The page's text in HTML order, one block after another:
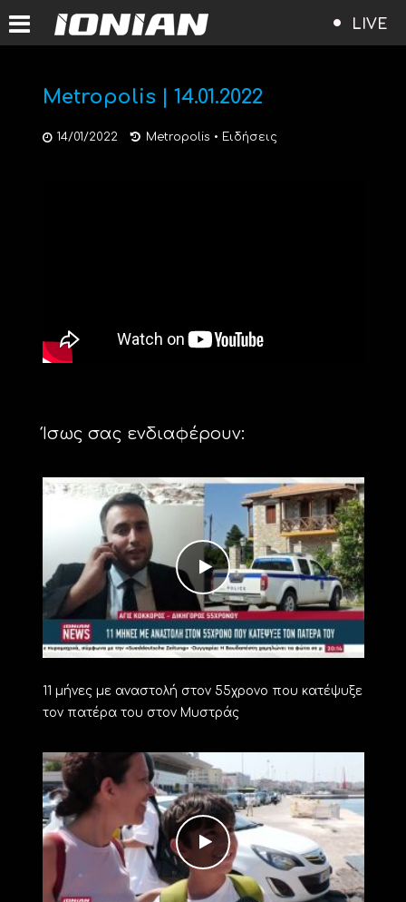
LIVE
Μetropolis | 14.01.2022
14/01/2022 Metropolis • Ειδήσεις
Ίσως σας ενδιαφέρουν:
11 μήνες με αναστολή στον 55χρονο που κατέψυξε
τον πατέρα του στον Μυστράς